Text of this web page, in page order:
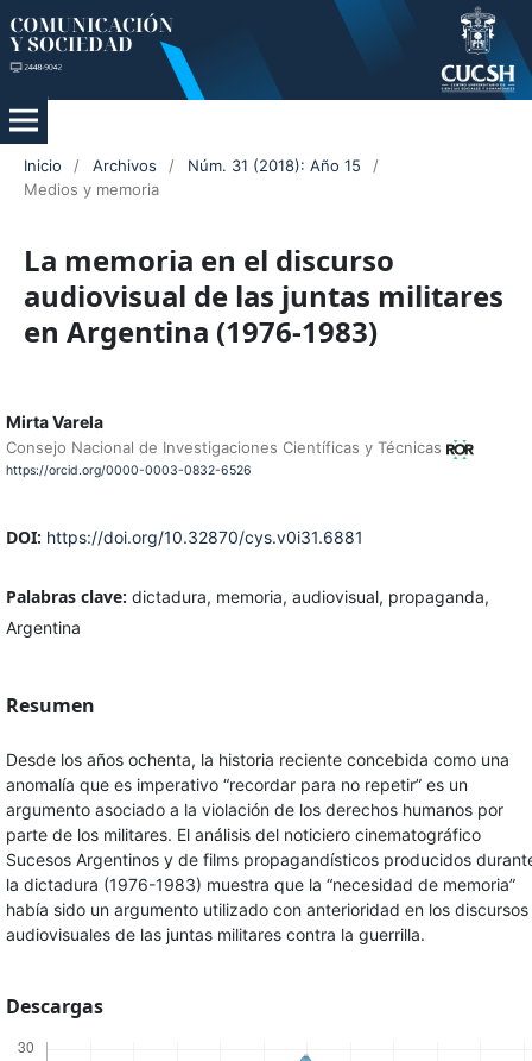
Inicio / Archivos / Núm. 31 (2018): Año 15
/
Medios y memoria
La memoria en el discurso
audiovisual de las juntas militares
en Argentina (1976-1983)
Mirta Varela
Consejo Nacional de Investigaciones Científicas y Técnicas
https://orcid.org/0000-0003-0832-6526
DOI: https://doi.org/10.32870/cys.v0i31.6881
Palabras clave: dictadura, memoria, audiovisual, propaganda,
Argentina
Resumen
Desde los años ochenta, la historia reciente concebida como una
anomalía que es imperativo “recordar para no repetir” es un
argumento asociado a la violación de los derechos humanos por
parte de los militares. El análisis del noticiero cinematográfico
Sucesos Argentinos y de films propagandísticos producidos
la dictadura (1976-1983) muestra que la “necesidad de memoria”
había sido un argumento utilizado con anterioridad en los discursos
audiovisuales de las juntas militares contra la guerrilla.
Descargas